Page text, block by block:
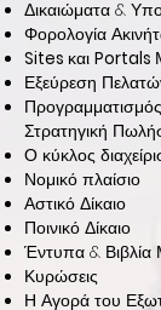
Δικαιώματα &
Φορολογία
Sites και Portals
Εξεύρεση
Στρατηγική
Ο κύκλος
Νομικό πλαίσιο
Αστικό Δίκαιο
Ποινικό Δίκαιο
Έντυπα & Βιβλία
Κυρώσεις
Η Αγορά του